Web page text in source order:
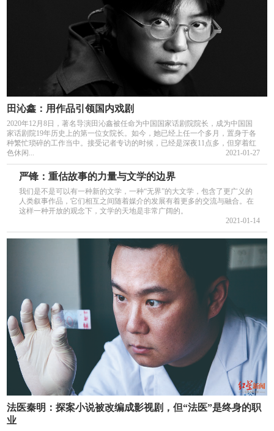
田沁鑫：用作品引领国内戏剧
2020年12月8日，著名导演田沁鑫被任命为中国国家话剧院院长，成为中国国
家话剧院19年历史上的第一位女院长。如今，她已经上任一个多月，置身于各
种繁忙琐碎的工作当中。接受记者专访的时候，已经是深夜11点多，但穿着红
色休闲...
2021-01-27
严锋：重估故事的力量与文学的边界
我们是不是可以有一种新的文学，一种“无界”的大文学，包含了更广义的
人类叙事作品，它们相互之间随着媒介的发展有着更多的交流与融合。在
这样一种开放的观念下，文学的天地是非常广阔的。
2021-01-14
法医秦明：探案小说被改编成影视剧，但“法医”是终身的职
业